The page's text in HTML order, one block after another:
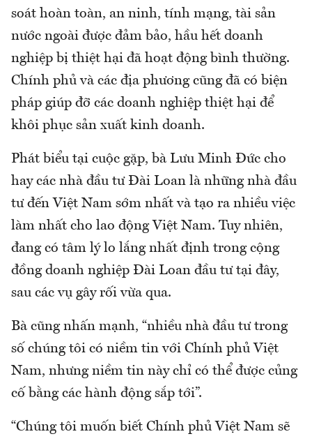
soát hoàn toàn, an ninh, tính mạng, tài sản
nước ngoài được đảm bảo, hầu hết doanh
nghiệp bị thiệt hại đã hoạt động bình thường.
Chính phủ và các địa phương cũng đã có biện
pháp giúp đỡ các doanh nghiệp thiệt hại để
khôi phục sản xuất kinh doanh.
Phát biểu tại cuộc gặp, bà Lưu Minh Đức cho
hay các nhà đầu tư Đài Loan là những nhà đầu
tư đến Việt Nam sớm nhất và tạo ra nhiều việc
làm nhất cho lao động Việt Nam. Tuy nhiên,
đang có tâm lý lo lắng nhất định trong cộng
đồng doanh nghiệp Đài Loan đầu tư tại đây,
sau các vụ gây rối vừa qua.
Bà cũng nhấn mạnh, “nhiều nhà đầu tư trong
số chúng tôi có niềm tin với Chính phủ Việt
Nam, nhưng niềm tin này chỉ có thể được củng
cố bằng các hành động sắp tới”.
“Chúng tôi muốn biết Chính phủ Việt Nam sẽ